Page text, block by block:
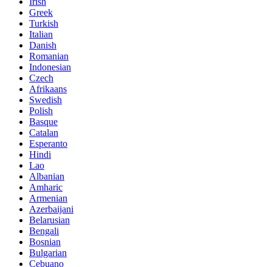
Greek
Turkish
Italian
Danish
Romanian
Indonesian
Czech
Afrikaans
Swedish
Polish
Basque
Catalan
Esperanto
Hindi
Lao
Albanian
Amharic
Armenian
Azerbaijani
Belarusian
Bengali
Bosnian
Bulgarian
Cebuano